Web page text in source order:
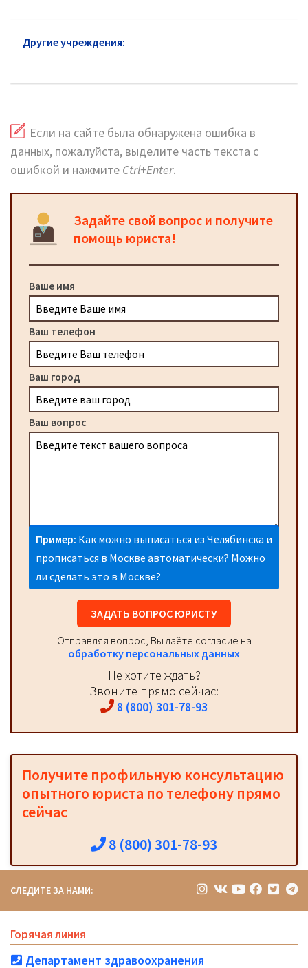
Другие учреждения:
Если на сайте была обнаружена ошибка в
данных, пожалуйста, выделите часть текста с
ошибкой и нажмите Ctrl+Enter.
Задайте свой вопрос и получите
помощь юриста!
Ваше имя
Ваш телефон
Ваш город
Ваш вопрос
Пример: Как можно выписаться из Челябинска и
прописаться в Москве автоматически? Можно
ли сделать это в Москве?
ЗАДАТЬ ВОПРОС ЮРИСТУ
Отправляя вопрос, Вы даёте согласие на
обработку персональных данных
Не хотите ждать?
Звоните прямо сейчас:
8 (800) 301-78-93
Получите профильную консультацию
опытного юриста по телефону прямо
сейчас
8 (800) 301-78-93
СЛЕДИТЕ ЗА НАМИ:
Горячая линия
Департамент здравоохранения